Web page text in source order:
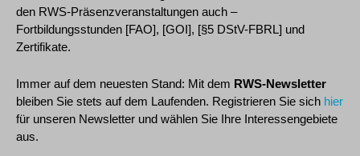
den RWS-Präsenzveranstaltungen auch –
Fortbildungsstunden [FAO], [GOI], [§5 DStV-FBRL] und
Zertifikate.
Immer auf dem neuesten Stand: Mit dem RWS-Newsletter
bleiben Sie stets auf dem Laufenden. Registrieren Sie sich hier
für unseren Newsletter und wählen Sie Ihre Interessengebiete
aus.